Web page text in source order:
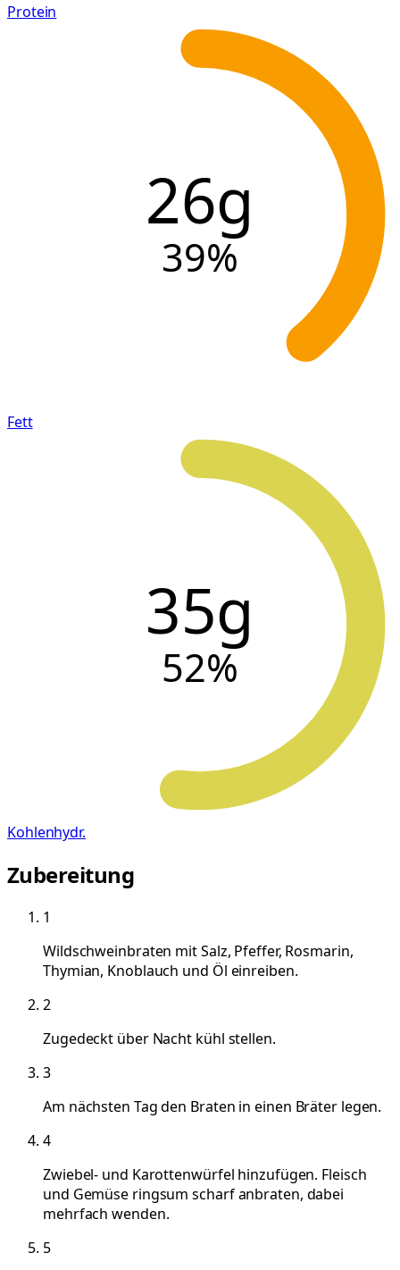
Protein
26g
39%
Fett
35g
52%
Kohlenhydr.
Zubereitung
1
Wildschweinbraten mit Salz, Pfeffer, Rosmarin,
Thymian, Knoblauch und Öl einreiben.
2
Zugedeckt über Nacht kühl stellen.
3
Am nächsten Tag den Braten in einen Bräter legen.
4
Zwiebel- und Karottenwürfel hinzufügen. Fleisch
und Gemüse ringsum scharf anbraten, dabei
mehrfach wenden.
5